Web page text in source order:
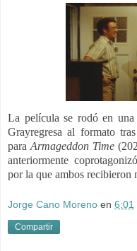
La película se rodó en
Grayregresa al formato
para Armageddon Time
anteriormente coprotagonizó
por la que ambos recibieron
Jorge Cano Moreno en 6:01
Compartir